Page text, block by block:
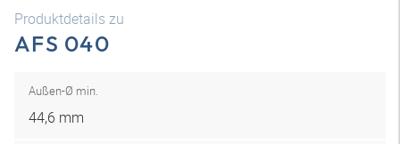
Produktdetails zu
AFS 040
Außen-Ø min.
44,6 mm